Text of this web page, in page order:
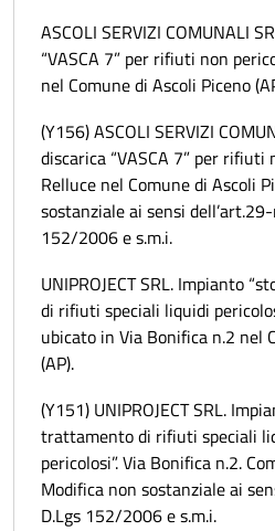
ASCOLI SERVIZI COMUNALI
“VASCA 7” per rifiuti non
nel Comune di Ascoli Piceno
(Y156) ASCOLI SERVIZI
discarica “VASCA 7” per
Relluce nel Comune di Ascoli
sostanziale ai sensi
152/2006 e s.m.i.
UNIPROJECT SRL. Impianto
di rifiuti speciali liquidi
ubicato in Via Bonifica n.2 nel
(AP).
(Y151) UNIPROJECT SRL.
trattamento di rifiuti speciali
pericolosi”. Via Bonifica n.2.
Modifica non sostanziale ai
D.Lgs 152/2006 e s.m.i.